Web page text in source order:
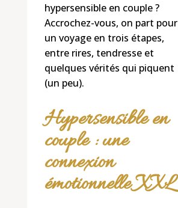
hypersensible en couple ?
Accrochez-vous, on part pour
un voyage en trois étapes,
entre rires, tendresse et
quelques vérités qui piquent
(un peu).
Hypersensible en
couple : une
connexion
émotionnelle XXL